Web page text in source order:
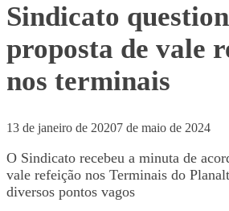
Sindicato
proposta de vale
nos terminais
13 de janeiro de 20207 de maio de 2024
O Sindicato recebeu a minuta de
vale refeição nos Terminais do
diversos pontos vagos